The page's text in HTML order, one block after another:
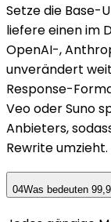
Setze die Base-
liefere einen im
OpenAI-,
unverändert
Response-
Veo oder Suno
Anbieters,
Rewrite umzieht.
04Was bedeuten